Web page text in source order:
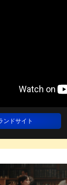
ンドサイト